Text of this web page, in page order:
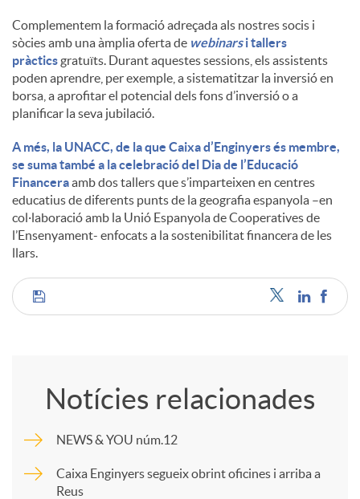
Complementem la formació adreçada als nostres socis i
sòcies amb una àmplia oferta de webinarsi tallers
pràcticsgratuïts. Durant aquestes sessions, els assistents
poden aprendre, per exemple, a sistematitzar la inversió en
borsa, a aprofitar el potencial dels fons d’inversió o a
planificar la seva jubilació.
A més, la UNACC, de la que Caixa d’Enginyers és membre,
se suma també a la celebració del Dia de l’Educació
Financeraamb dos tallers que s’imparteixen en centres
educatius de diferents punts de la geografia espanyola –en
col·laboració amb la Unió Espanyola de Cooperatives de
l’Ensenyament- enfocats a la sostenibilitat financera de les
llars.
C
p
Notícies relacionades
NEWS & YOU núm.12
Caixa Enginyers segueix obrint oficines i arriba a
Reus